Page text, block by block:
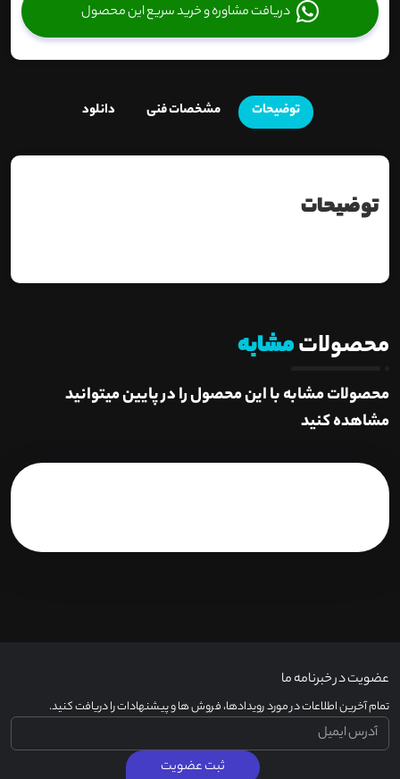
دریافت مشاوره و خرید سریع این محصول
توضیحات مشخصات فنی دانلود
توضیحات
محصولاتمشابه
محصولات مشابه با این محصول را در پایین میتوانید
مشاهده کنید
عضویت در خبرنامه ما
تمام آخرین اطلاعات در مورد رویدادها، فروش ها و پیشنهادات را دریافت کنید.
ثبت عضویت